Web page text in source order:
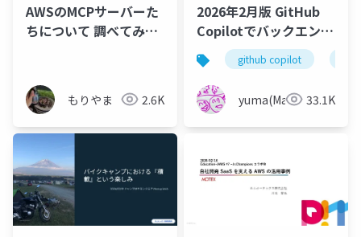
AWSのMCPサーバーた
ちについて 調べてみ
もりやま 2.6K
2026年2月版 GitHub
Copilotでバックエンド
のバイブコーディング
を極めた話
github copilot
yuma(Maki) 33.1K